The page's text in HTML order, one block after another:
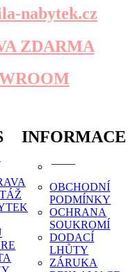
nabytek.cz
ZDARMA
INFORMACE
OBCHODNÍ
PODMÍNKY
OCHRANA
SOUKROMÍ
DODACÍ
LHŮTY
ZÁRUKA